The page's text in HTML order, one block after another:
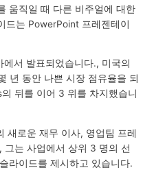
움직일 때 다른 비주얼에 대한
드는 PowerPoint 프레젠테이
서 발표되었습니다., 미국의
년 동안 나쁜 시장 점유율을 되
뒤를 이어 3 위를 차지했습니
새로운 재무 이사, 영업팀 프레
그는 사업에서 상위 3 명의 선
라이드를 제시하고 있습니다.